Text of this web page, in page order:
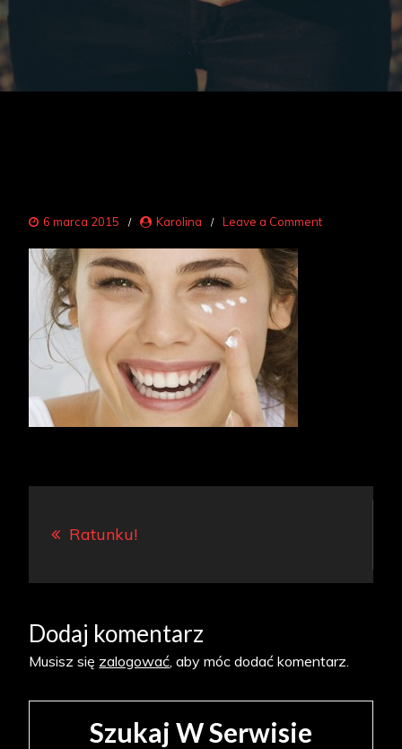
6 marca 2015 Karolina Leave a Commenton
Ratunku!
Dodaj komentarz
Musisz się zalogować, aby móc dodać komentarz.
Szukaj W Serwisie